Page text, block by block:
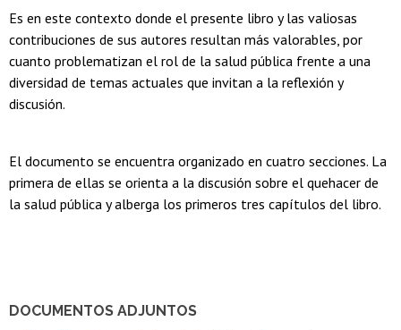
DOCUMENTOS ADJUNTOS
Es en este contexto donde el presente libro y las valiosas
contribuciones de sus autores resultan más valorables, por
cuanto problematizan el rol de la salud pública frente a una
diversidad de temas actuales que invitan a la reflexión y
discusión.
El documento se encuentra organizado en cuatro secciones. La
primera de ellas se orienta a la discusión sobre el quehacer de
la salud pública y alberga los primeros tres capítulos del libro.